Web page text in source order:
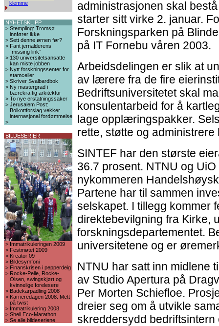
klemme
NYHETSKLIPP
> Stempling: Tromsø
innfører ikke
> Sett denne ørnen før?
> Fant jernalderens
“missing link”
> 130 universitetsansatte
kan miste jobben
> Nytt forskningssenter for
stamceller
> Skriver Svalbardbok
> Ny mastergrad i
bærekraftig arkitektur
> To nye erstatningssaker
> Jerusalem Post:
Boikottforslag vekker
internasjonal fordømmelse
>
BILDESERIER
> Immatrikuleringen 2009
> Festmøtet 2009
> Kreator 09
> Bildesymfoni
> Finanskrisen i pepperdeig
> Rocke-Pelle, Rocke-
Olsen, swingskjørt og
kvinnelige forelesere
> Badekarpadling 2008
> Karrieredagen 2008: Mett
på twist
> Immatrikulering 2008
> Shell Eco-Marathon
> Se alle bildeseriene
administrasjonen skal
starter sitt virke 2. januar.
Forskningsparken på
på IT Fornebu våren 2003.
Arbeidsdelingen er slik at
av lærere fra de fire
Bedriftsuniversitetet skal
konsulentarbeid for å
lage opplæringspakker.
rette, støtte og
SINTEF har den største
36.7 prosent. NTNU og
nykommeren
Partene har til sammen
selskapet. I tillegg kommer
direktebevilgning fra Kirke,
forskningsdepartementet.
universitetene og er
NTNU har satt inn midlene
av Studio Apertura på
Per Morten Schiefloe.
dreier seg om å utvikle
skreddersydd